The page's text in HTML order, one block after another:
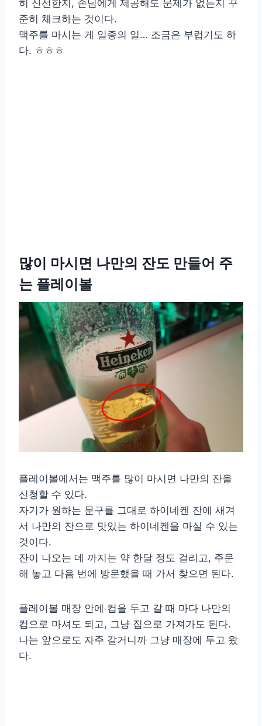
히 신선한지, 손님에게 제공해도 문제가 없는지 꾸
준히 체크하는 것이다.
맥주를 마시는 게 일종의 일… 조금은 부럽기도 하
다. ㅎㅎㅎ
많이 마시면 나만의 잔도 만들어 주
는 플레이볼
플레이볼에서는 맥주를 많이 마시면 나만의 잔을
신청할 수 있다.
자기가 원하는 문구를 그대로 하이네켄 잔에 새겨
서 나만의 잔으로 맛있는 하이네켄을 마실 수 있는
것이다.
잔이 나오는 데 까지는 약 한달 정도 걸리고, 주문
해 놓고 다음 번에 방문했을 때 가서 찾으면 된다.
플레이볼 매장 안에 컵을 두고 갈 때 마다 나만의
컵으로 마셔도 되고, 그냥 집으로 가져가도 된다.
나는 앞으로도 자주 갈거니까 그냥 매장에 두고 왔
다.